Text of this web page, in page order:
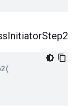
InitiatorStep2